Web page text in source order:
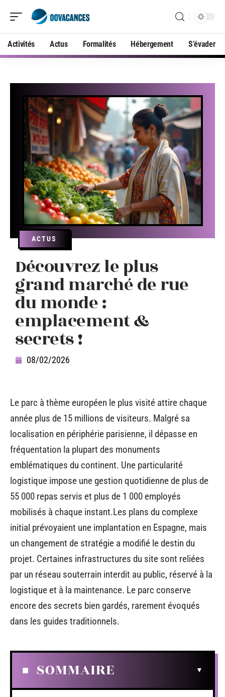
Activités Actus Formalités Hébergement S’évader
ACTUS
Découvrez le plus
grand marché de rue
du monde :
emplacement &
secrets !
08/02/2026
Le parc à thème européen le plus visité attire chaque
année plus de 15 millions de visiteurs. Malgré sa
localisation en périphérie parisienne, il dépasse en
fréquentation la plupart des monuments
emblématiques du continent. Une particularité
logistique impose une gestion quotidienne de plus de
55 000 repas servis et plus de 1 000 employés
mobilisés à chaque instant.Les plans du complexe
initial prévoyaient une implantation en Espagne, mais
un changement de stratégie a modifié le destin du
projet. Certaines infrastructures du site sont reliées
par un réseau souterrain interdit au public, réservé à la
logistique et à la maintenance. Le parc conserve
encore des secrets bien gardés, rarement évoqués
dans les guides traditionnels.
SOMMAIRE